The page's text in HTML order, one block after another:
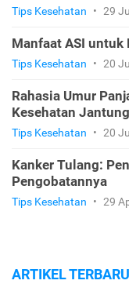
Tips Kesehatan • 29
Manfaat ASI untuk
Tips Kesehatan • 20
Rahasia Umur
Kesehatan Jantung
Tips Kesehatan • 20
Kanker Tulang:
Pengobatannya
Tips Kesehatan • 29
ARTIKEL TERBARU